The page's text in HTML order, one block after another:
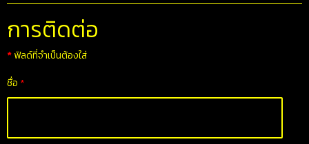
การติดต่อ
*ฟิลด์ที่จำเป็นต้องใส่
ชื่อ *